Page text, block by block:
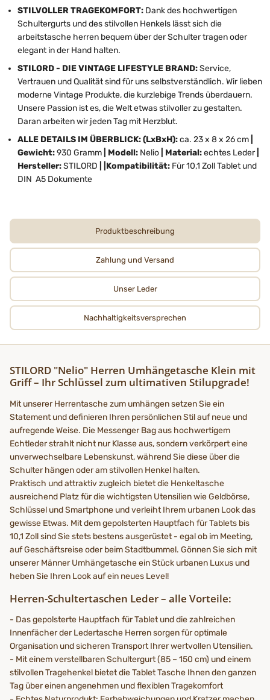
STILVOLLER TRAGEKOMFORT: Dank des hochwertigen
Schultergurts und des stilvollen Henkels lässt sich die
arbeitstasche herren bequem über der Schulter tragen oder
elegant in der Hand halten.
STILORD - DIE VINTAGE LIFESTYLE BRAND:Service,
Vertrauen und Qualität sind für uns selbstverständlich. Wir lieben
moderne Vintage Produkte, die kurzlebige Trends überdauern.
Unsere Passion ist es, die Welt etwas stilvoller zu gestalten.
Daran arbeiten wir jeden Tag mit Herzblut.
ALLE DETAILS IM ÜBERBLICK: (LxBxH):ca. 23 x 8 x 26 cm
Gewicht:930 Gramm | Modell: Nelio | Material:echtes Leder|
Hersteller:STILORD | |Kompatibilität: Für 10,1 Zoll Tablet und
DIN A5 Dokumente
Produktbeschreibung
Zahlung und Versand
Unser Leder
Nachhaltigkeits­­­versprechen
STILORD "Nelio" Herren Umhängetasche Klein mit
Griff – Ihr Schlüssel zum ultimativen Stilupgrade!
Mit unserer Herrentasche zum umhängen setzen Sie ein
Statement und definieren Ihren persönlichen Stil auf neue und
aufregende Weise. Die Messenger Bag aus hochwertigem
Echtleder strahlt nicht nur Klasse aus, sondern verkörpert eine
unverwechselbare Lebenskunst, während Sie diese über die
Schulter hängen oder am stilvollen Henkel halten.
Praktisch und attraktiv zugleich bietet die Henkeltasche
ausreichend Platz für die wichtigsten Utensilien wie Geldbörse,
Schlüssel und Smartphone und verleiht Ihrem urbanen Look das
gewisse Etwas. Mit dem gepolsterten Hauptfach für Tablets bis
10,1 Zoll sind Sie stets bestens ausgerüstet - egal ob im Meeting,
auf Geschäftsreise oder beim Stadtbummel. Gönnen Sie sich mit
unserer Männer Umhängetasche ein Stück urbanen Luxus und
heben Sie Ihren Look auf ein neues Level!
Herren-Schultertaschen Leder – alle Vorteile:
- Das gepolsterte Hauptfach für Tablet und die zahlreichen
Innenfächer der Ledertasche Herren sorgen für optimale
Organisation und sicheren Transport Ihrer wertvollen Utensilien.
- Mit einem verstellbaren Schultergurt (85 – 150 cm) und einem
stilvollen Tragehenkel bietet die Tablet Tasche Ihnen den ganzen
Tag über einen angenehmen und flexiblen Tragekomfort